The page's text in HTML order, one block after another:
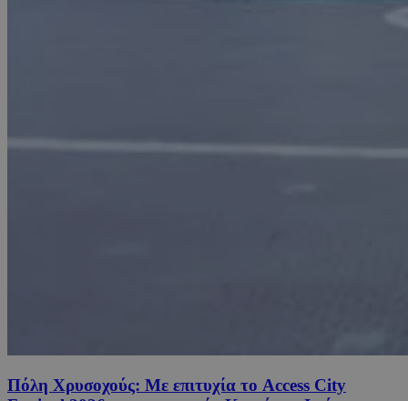
Πόλη Χρυσοχούς: Με επιτυχία το Access City